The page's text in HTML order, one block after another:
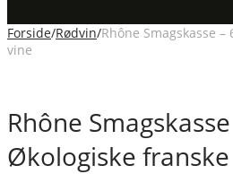
Forside/Rødvin/Rhône Smagskasse
vine
Rhône
Økologiske